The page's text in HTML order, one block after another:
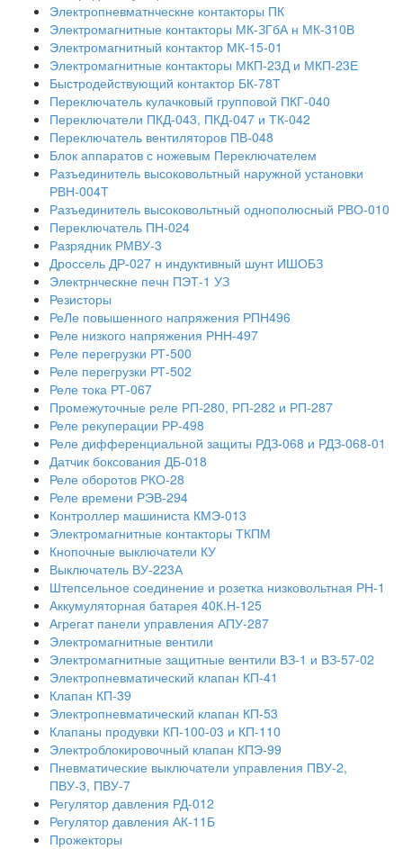
Электропневматнческне контакторы ПК
Электромагнитные контакторы МК-ЗГбА н МК-310В
Электромагнитный контактор МК-15-01
Электромагнитные контакторы МКП-23Д и МКП-23Е
Быстродействующий контактор БК-78Т
Переключатель кулачковый групповой ПКГ-040
Переключатели ПКД-043, ПКД-047 и ТК-042
Переключатель вентиляторов ПВ-048
Блок аппаратов с ножевым Переключателем
Разъединитель высоковольтный наружной установки
РВН-004Т
Разъединитель высоковольтный однополюсный РВО-010
Переключатель ПН-024
Разрядник РМВУ-3
Дроссель ДР-027 н индуктивный шунт ИШОБЗ
Электрнческне печн ПЭТ-1 УЗ
Резисторы
РеЛе повышенного напряжения РПН496
Реле низкого напряжения РНН-497
Реле перегрузки РТ-500
Реле перегрузки РТ-502
Реле тока РТ-067
Промежуточные реле РП-280, РП-282 и РП-287
Реле рекуперации РР-498
Реле дифференциальной защиты РДЗ-068 и РДЗ-068-01
Датчик боксования ДБ-018
Реле оборотов РКО-28
Реле времени РЭВ-294
Контроллер машиниста КМЭ-013
Электромагнитные контакторы ТКПМ
Кнопочные выключатели КУ
Выключатель ВУ-223А
Штепсельное соединение и розетка низковольтная РН-1
Аккумуляторная батарея 40К.Н-125
Агрегат панели управления АПУ-287
Электромагнитные вентили
Электромагнитные защитные вентили ВЗ-1 и ВЗ-57-02
Электропневматический клапан КП-41
Клапан КП-39
Электропневматический клапан КП-53
Клапаны продувки КП-100-03 и КП-110
Электроблокировочный клапан КПЭ-99
Пневматические выключатели управления ПВУ-2,
ПВУ-3, ПВУ-7
Регулятор давления РД-012
Регулятор давления АК-11Б
Прожекторы